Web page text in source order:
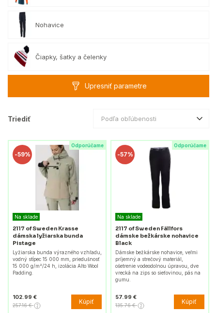
Nohavice
Čiapky, šatky a čelenky
Upresniť parametre
Triediť Podľa obľúbenosti
Odporúčame
-59%
Na sklade
2117 of Sweden Krasse
dámska lyžiarska bunda
Pistage
Lyžiarska bunda výrazného vzhľadu,
vodný stĺpec 15 000 mm, priedušnosť
15 000 g/m²/24 h, izolácia Alto Wool
Padding.
102.99 €
257.16 € Kúpiť
Odporúčame
-57%
Na sklade
2117 of Sweden Fällfors
dámske bežkárske nohavice
Black
Dámske bežkárske nohavice, veľmi
príjemný a strečový materiál,
ošetrenie vodeodolnou úpravou, dve
vrecká na zips so sieťovinou, pás na
gumu.
57.99 €
135.76 € Kúpiť